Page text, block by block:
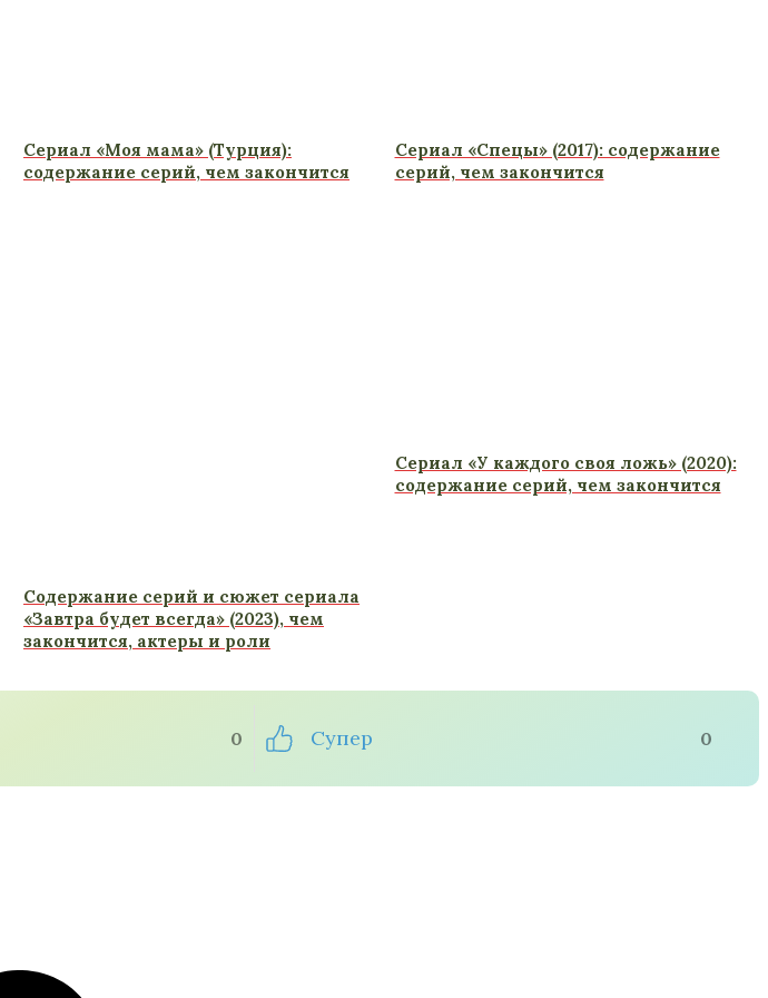
Сериал «Моя мама» (Турция):
содержание серий, чем закончится
Сериал «Спецы» (2017): содержание
серий, чем закончится
Содержание серий и сюжет сериала
«Завтра будет всегда» (2023), чем
закончится, актеры и роли
Сериал «У каждого своя ложь» (2020):
содержание серий, чем закончится
0 Супер 0